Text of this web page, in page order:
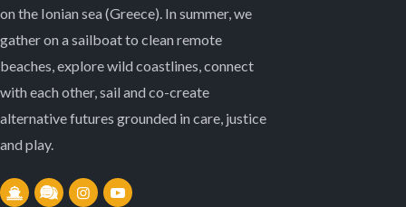
on the Ionian sea (Greece). In summer, we
gather on a sailboat to clean remote
beaches, explore wild coastlines, connect
with each other, sail and co-create
alternative futures grounded in care, justice
and play.